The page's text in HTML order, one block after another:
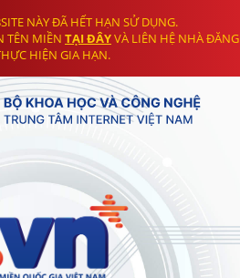
NÀY ĐÃ HẾT HẠN SỬ DỤNG.
TÊN MIỀN TẠI ĐÂYVÀ LIÊN HỆ NHÀ ĐĂNG
HIỆN GIA HẠN.